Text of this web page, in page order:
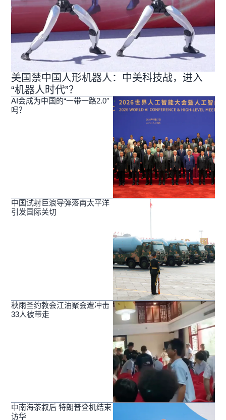
美国禁中国人形机器人：中美科技战，进入
“机器人时代”？
AI会成为中国的“一带一路2.0″
吗？
中国试射巨浪导弹落南太平洋
引发国际关切
秋雨圣约教会江油聚会遭冲击
33人被带走
中南海茶叙后 特朗普登机结束
访华